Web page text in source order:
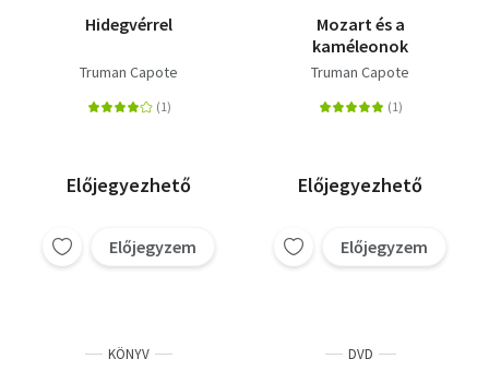
Hidegvérrel
Truman Capote
Előjegyezhető
Előjegyzem
Mozart és a
kaméleonok
Truman Capote
Előjegyezhető
Előjegyzem
KÖNYV DVD